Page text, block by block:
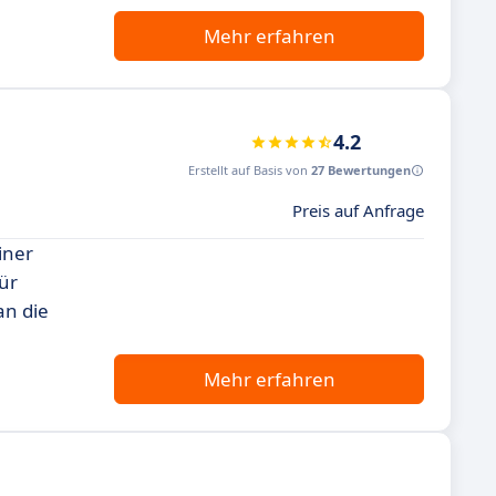
Mehr erfahren
4.2
Erstellt auf Basis von 27 Bewertungen
Preis auf Anfrage
die
Mehr erfahren